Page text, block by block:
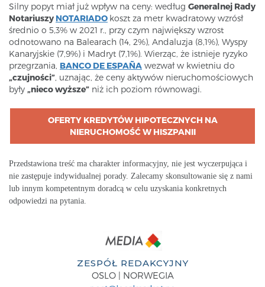
Silny popyt miał już wpływ na ceny: według Generalnej Rady
Notariuszy NOTARIADO koszt za metr kwadratowy wzrósł
średnio o 5,3% w 2021 r., przy czym największy wzrost
odnotowano na Balearach (14, 2%), Andaluzja (8,1%), Wyspy
Kanaryjskie (7,9%) i Madryt (7,1%). Wierząc, że istnieje ryzyko
przegrzania, BANCO DE ESPAÑA wezwał w kwietniu do
„czujności”, uznając, że ceny aktywów nieruchomościowych
były „nieco wyższe” niż ich poziom równowagi.
OFERTY KREDYTÓW HIPOTECZNYCH NA
NIERUCHOMOŚĆ W HISZPANII
Przedstawiona treść ma charakter informacyjny, nie jest wyczerpująca i
nie zastępuje indywidualnej porady. Zalecamy skonsultowanie się z nami
lub innym kompetentnym doradcą w celu uzyskania konkretnych
odpowiedzi na pytania.
ZESPÓŁ REDAKCYJNY
OSLO | NORWEGIA